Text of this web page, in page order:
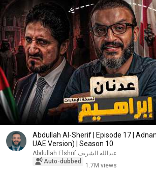
Abdullah Al-Sherif | Episode 17 |
UAE Version) | Season 10
عبدالله الشريف Abdullah Elshrif
Auto-dubbed
1.7M views